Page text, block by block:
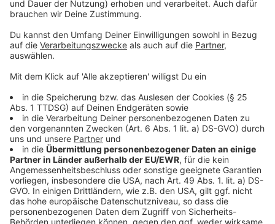
DLRG zählt bisher etwas weniger Badetote als 2024
Immer mehr Badeunfälle in Düsseldorf
Badeverbot im Rhein: Neuss unterstützt Düsseldorfer
Pläne
Weiterer Badeunfall am Rhein
Anzeige